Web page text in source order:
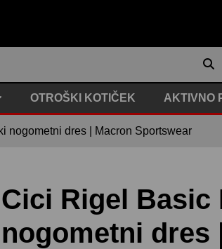
OTROŠKI KOTIČEK AKTIVNO
nogometni dres | Macron Sportswear
Cici Rigel Basic
nogometni dres